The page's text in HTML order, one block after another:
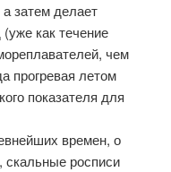
затем делает
как течение
чем
прогревая летом
показателя для
времен, о
скальные росписи